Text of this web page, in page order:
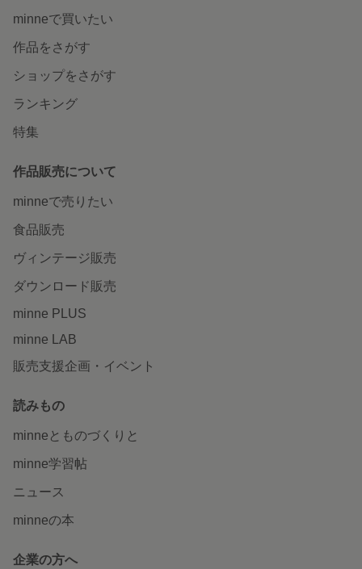
minneで買いたい
作品をさがす
ショップをさがす
ランキング
特集
作品販売について
minneで売りたい
食品販売
ヴィンテージ販売
ダウンロード販売
minne PLUS
minne LAB
販売支援企画・イベント
読みもの
minneとものづくりと
minne学習帖
ニュース
minneの本
企業の方へ